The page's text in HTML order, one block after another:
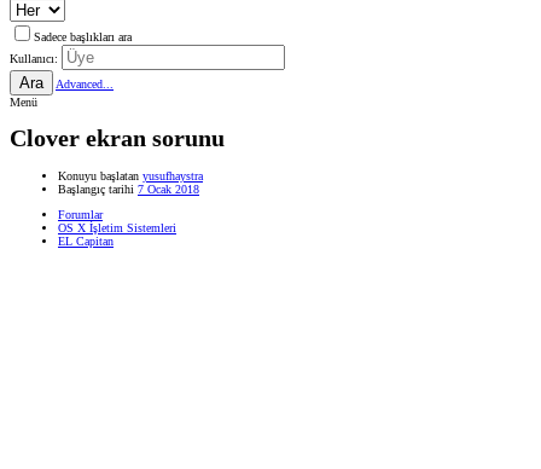
Sadece başlıkları ara
Kullanıcı:
Ara
Advanced...
Menü
Clover ekran sorunu
Konuyu başlatan yusufhaystra
Başlangıç tarihi 7 Ocak 2018
Forumlar
OS X İşletim Sistemleri
EL Capitan